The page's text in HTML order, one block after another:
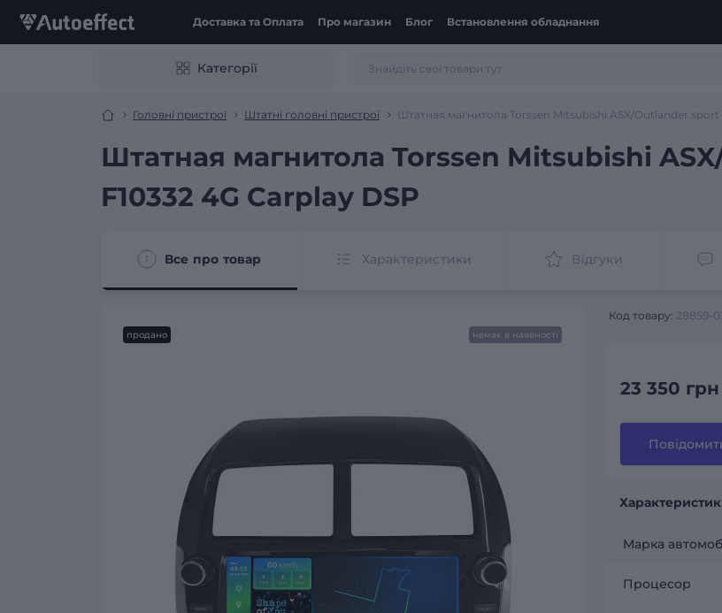
Доставка та Оплата Про магазин Блог Встановлення обладнання
Категорії
Головні пристрої Штатні головні пристрої Штатная магнитола Torssen Mitsubishi ASX/Outlander sport
Штатная магнитола Torssen Mitsubishi
F10332 4G Carplay DSP
Все про товар Характеристики Відгуки
продано немає в наявності
Код товару: 28859-
23 350 грн
Марка
Процесор